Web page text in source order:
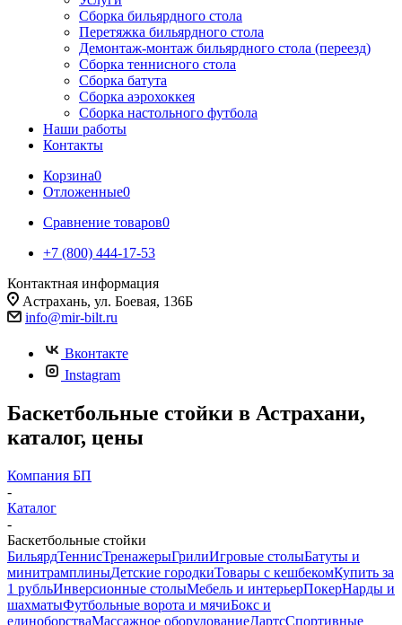
Сборка бильярдного стола
Перетяжка бильярдного стола
Демонтаж-монтаж бильярдного стола (переезд)
Сборка теннисного стола
Сборка батута
Сборка аэрохоккея
Сборка настольного футбола
Наши работы
Контакты
Корзина0
Отложенные0
Сравнение товаров0
+7 (800) 444-17-53
Контактная информация
Астрахань, ул. Боевая, 136Б
info@mir-bilt.ru
Вконтакте
Instagram
Баскетбольные стойки в Астрахани,
каталог, цены
Компания БП
-
Каталог
-
Баскетбольные стойки
БильярдТеннисТренажерыГрилиИгровые столыБатуты и
минитрамплиныДетские городкиТовары с кешбекомКупить за
1 рубльИнверсионные столыМебель и интерьерПокерНарды и
шахматыФутбольные ворота и мячиБокс и
единоборстваМассажное оборудованиеДартсСпортивные